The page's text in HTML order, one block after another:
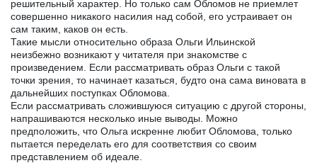
решительный характер. Но только сам Обломов не приемлет
совершенно никакого насилия над собой, его устраивает он
сам таким, каков он есть.
Такие мысли относительно образа Ольги Ильинской
неизбежно возникают у читателя при знакомстве с
произведением. Если рассматривать образ Ольги с такой
точки зрения, то начинает казаться, будто она сама виновата в
дальнейших поступках Обломова.
Если рассматривать сложившуюся ситуацию с другой стороны,
напрашиваются несколько иные выводы. Можно
предположить, что Ольга искренне любит Обломова, только
пытается переделать его для соответствия со своим
представлением об идеале.